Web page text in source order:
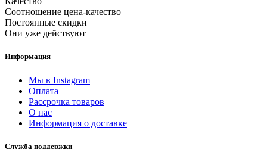
Cоотношение цена-качество
Постоянные скидки
Они уже действуют
Информация
Мы в Instagram
Оплата
Рассрочка товаров
О нас
Информация о доставке
Служба поддержки